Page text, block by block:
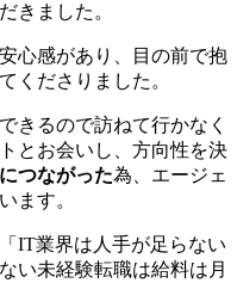
きました。
心感があり、目の前で抱
くださりました。
きるので訪ねて行かなく
とお会いし、方向性を決
つながった為、エージェ
ます。
IT業界は人手が足らない
い未経験転職は給料は月